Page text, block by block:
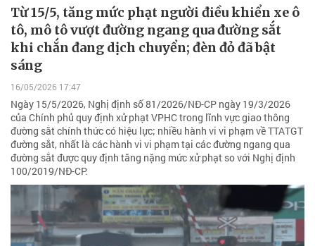
Từ 15/5, tăng mức phạt người điều khiển xe ô
tô, mô tô vượt đường ngang qua đường sắt
khi chắn đang dịch chuyển; đèn đỏ đã bật
sáng
16/05/2026 17:47
Ngày 15/5/2026, Nghị định số 81/2026/NĐ-CP ngày 19/3/2026
của Chính phủ quy định xử phạt VPHC trong lĩnh vực giao thông
đường sắt chính thức có hiệu lực; nhiều hành vi vi phạm về TTATGT
đường sắt, nhất là các hành vi vi phạm tại các đường ngang qua
đường sắt được quy định tăng nặng mức xử phạt so với Nghị định
100/2019/NĐ-CP.